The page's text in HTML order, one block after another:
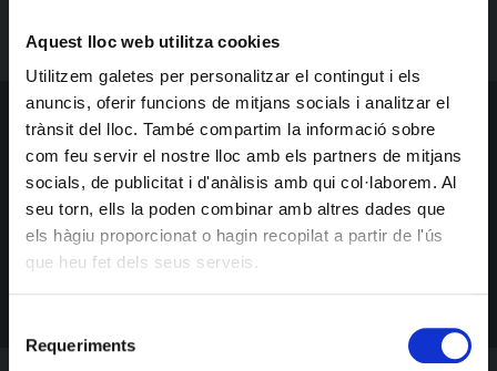
Aquest lloc web utilitza cookies
Utilitzem galetes per personalitzar el contingut i els
anuncis, oferir funcions de mitjans socials i analitzar el
trànsit del lloc. També compartim la informació sobre
com feu servir el nostre lloc amb els partners de mitjans
socials, de publicitat i d'anàlisis amb qui col·laborem. Al
seu torn, ells la poden combinar amb altres dades que
els hàgiu proporcionat o hagin recopilat a partir de l'ús
que heu fet dels seus serveis.
Requeriments
SUBSCRIU-TE PER BALLAR
Obtingues tota la informació més recent sobre esdeveniments,
vendes i ofertes.